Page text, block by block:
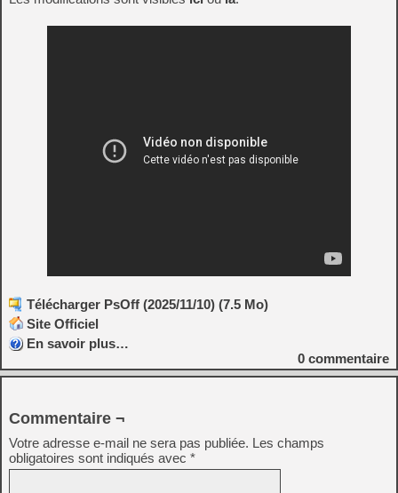
Télécharger PsOff (2025/11/10) (7.5 Mo)
Site Officiel
En savoir plus…
0 commentaire
Commentaire ¬
Votre adresse e-mail ne sera pas publiée. Les champs
obligatoires sont indiqués avec *